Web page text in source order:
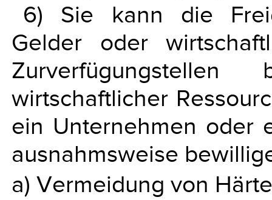
6) Sie kann die
Gelder oder
wirtschaftlicher
ein Unternehmen oder
ausnahmsweise
a) Vermeidung von